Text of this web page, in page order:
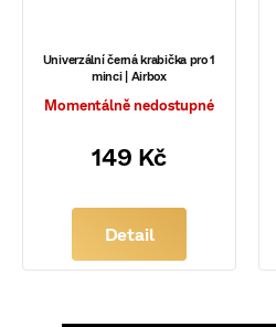
Univerzální černá krabička pro 1
minci | Airbox
Momentálně nedostupné
149 Kč
Detail